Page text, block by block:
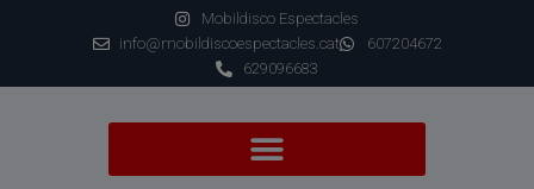
Mobildisco Espectacles
info@mobildiscoespectacles.cat
607204672
629096683